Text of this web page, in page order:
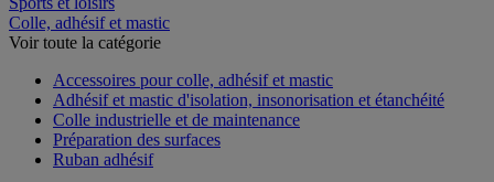
Colle, adhésif et mastic
Voir toute la catégorie
Accessoires pour colle, adhésif et mastic
Adhésif et mastic d'isolation, insonorisation et étanchéité
Colle industrielle et de maintenance
Préparation des surfaces
Ruban adhésif